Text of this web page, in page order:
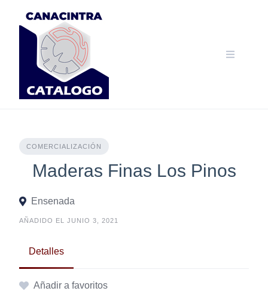
COMERCIALIZACIÓN
Maderas Finas Los Pinos
Ensenada
AÑADIDO EL JUNIO 3, 2021
Detalles
Añadir a favoritos